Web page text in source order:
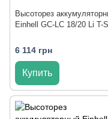
Высоторез
Einhell GC-LC 18/20 Li T-
6 114 грн
Купить